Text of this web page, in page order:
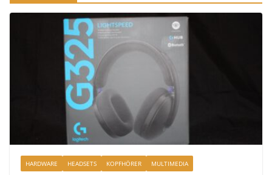
HARDWARE HEADSETS KOPFHÖRER MULTIMEDIA